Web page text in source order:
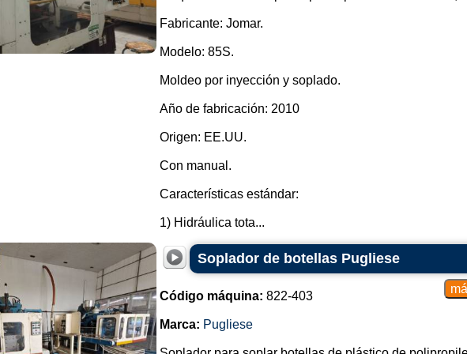
Fabricante: Jomar.
Modelo: 85S.
Moldeo por inyección y soplado.
Año de fabricación: 2010
Origen: EE.UU.
Con manual.
Características estándar:
1) Hidráulica tota...
Soplador de botellas Pugliese
Código máquina: 822-403
Marca: Pugliese